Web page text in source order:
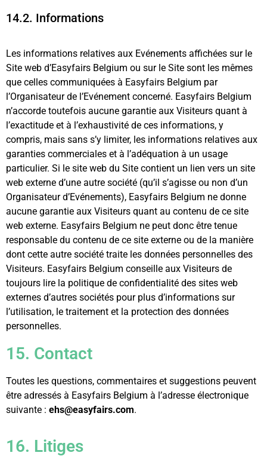
14.2. Informations
Les informations relatives aux Evénements affichées sur le
Site web d’Easyfairs Belgium ou sur le Site sont les mêmes
que celles communiquées à Easyfairs Belgium par
l’Organisateur de l’Evénement concerné. Easyfairs Belgium
n’accorde toutefois aucune garantie aux Visiteurs quant à
l’exactitude et à l’exhaustivité de ces informations, y
compris, mais sans s’y limiter, les informations relatives aux
garanties commerciales et à l’adéquation à un usage
particulier. Si le site web du Site contient un lien vers un site
web externe d’une autre société (qu’il s’agisse ou non d’un
Organisateur d’Evénements), Easyfairs Belgium ne donne
aucune garantie aux Visiteurs quant au contenu de ce site
web externe. Easyfairs Belgium ne peut donc être tenue
responsable du contenu de ce site externe ou de la manière
dont cette autre société traite les données personnelles des
Visiteurs. Easyfairs Belgium conseille aux Visiteurs de
toujours lire la politique de confidentialité des sites web
externes d’autres sociétés pour plus d’informations sur
l’utilisation, le traitement et la protection des données
personnelles.
15. Contact
Toutes les questions, commentaires et suggestions peuvent
être adressés à Easyfairs Belgium à l’adresse électronique
suivante : ehs@easyfairs.com.
16. Litiges